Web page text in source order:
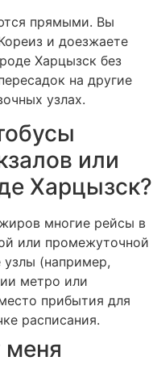
прямыми. Вы
и доезжаете
Харцызск без
на другие
узлах.
или
Харцызск?
многие рейсы в
или промежуточной
(например,
метро или
прибытия для
расписания.
меня